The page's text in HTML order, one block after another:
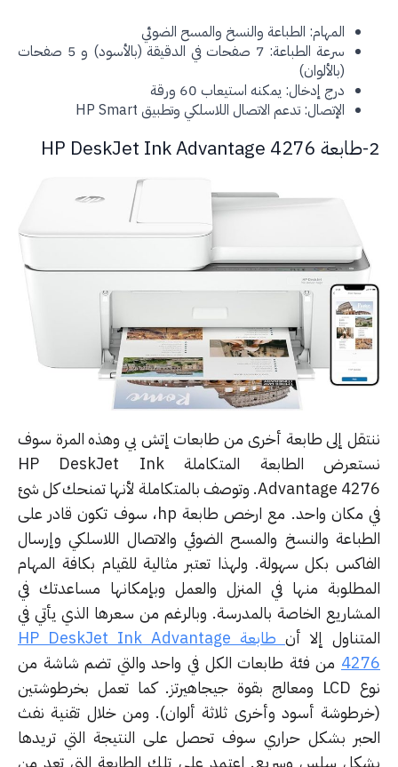
المهام: الطباعة والنسخ والمسح الضوئي
سرعة الطباعة: 7 صفحات في الدقيقة (بالأسود) و 5 صفحات
(بالألوان)
درج إدخال: يمكنه استيعاب 60 ورقة
الإتصال: تدعم الاتصال اللاسلكي وتطبيق HP Smart
إلى طابعة أخرى من طابعات إتش بي وهذه المرة سوف
نستعرض الطابعة المتكاملة HP DeskJet Ink
Advantage 4276. وتوصف بالمتكاملة لأنها تمنحك كل شئ
في مكان واحد. مع ارخص طابعة hp، سوف تكون قادر على
والنسخ والمسح الضوئي والاتصال اللاسلكي وإرسال
بكل سهولة. ولهذا تعتبر مثالية للقيام بكافة المهام
منها في المنزل والعمل وبإمكانها مساعدتك في
الخاصة بالمدرسة. وبالرغم من سعرها الذي يأتي في
إلا أن
طابعة HP DeskJet Ink Advantage
من فئة طابعات الكل في واحد والتي تضم شاشة من
نوع LCD ومعالج بقوة جيجاهيرتز. كما تعمل بخرطوشتين
أسود وأخرى ثلاثة ألوان). ومن خلال تقنية نفث
بشكل حراري سوف تحصل على النتيجة التي تريدها
سلس وسريع. اعتمد على تلك الطابعة التي تعد من